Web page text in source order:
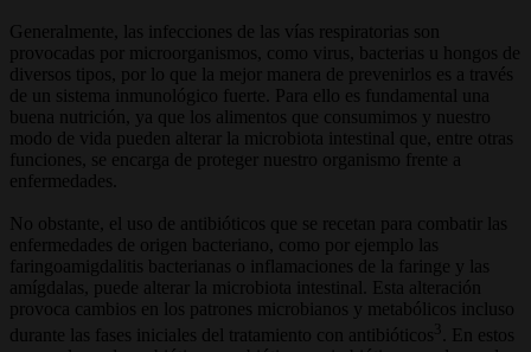
Generalmente, las infecciones de las vías respiratorias son
provocadas por microorganismos, como virus, bacterias u hongos de
diversos tipos, por lo que la mejor manera de prevenirlos es a través
de un sistema inmunológico fuerte. Para ello es fundamental una
buena nutrición, ya que los alimentos que consumimos y nuestro
modo de vida pueden alterar la microbiota intestinal que, entre otras
funciones, se encarga de proteger nuestro organismo frente a
enfermedades.
No obstante, el uso de antibióticos que se recetan para combatir las
enfermedades de origen bacteriano, como por ejemplo las
faringoamigdalitis bacterianas o inflamaciones de la faringe y las
amígdalas, puede alterar la microbiota intestinal. Esta alteración
provoca cambios en los patrones microbianos y metabólicos incluso
durante las fases iniciales del tratamiento con antibióticos 3
. En estos